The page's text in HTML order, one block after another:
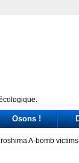
Osons !
Covid: tre ore di